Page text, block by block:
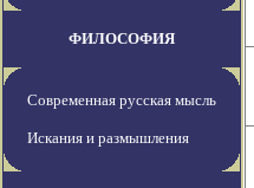
ФИЛОСОФИЯ
Современная русская мысль
Искания и размышления